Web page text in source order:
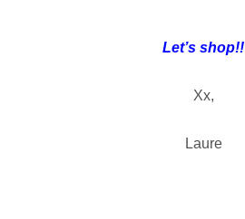
Let’s shop!!
Xx,
Laure